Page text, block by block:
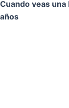
Cuando veas
años